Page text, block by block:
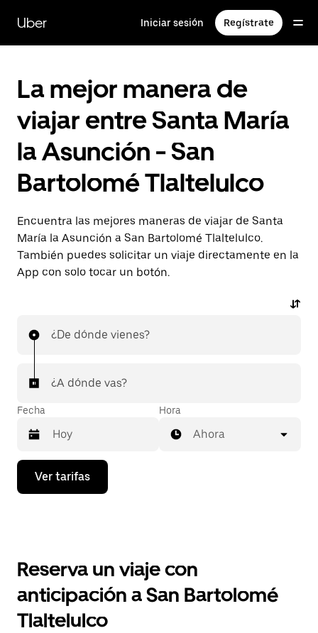
contenido
principal
Uber Iniciar sesión Regístrate
La mejor manera de
viajar entre Santa María
la Asunción - San
Bartolomé Tlaltelulco
Encuentra las mejores maneras de viajar de Santa
María la Asunción a San Bartolomé Tlaltelulco.
También puedes solicitar un viaje directamente en la
App con solo tocar un botón.
¿De dónde vienes?
¿A dónde vas?
Fecha
Presiona
flecha
el
y
selecciona
una
Hora
Ahora
Ver tarifas
Reserva un viaje con
anticipación a San Bartolomé
Tlaltelulco